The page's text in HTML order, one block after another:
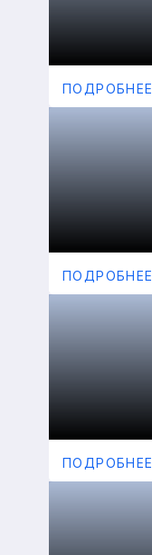
ПОДРОБНЕЕ
ПОДРОБНЕЕ
ПОДРОБНЕЕ